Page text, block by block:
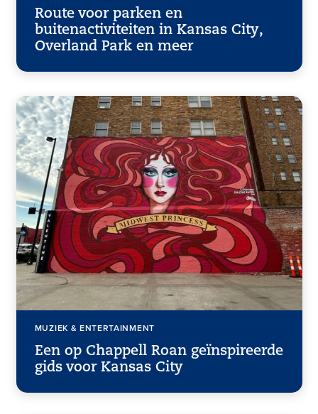
Route voor parken en
buitenactiviteiten in Kansas City,
Overland Park en meer
MUZIEK & ENTERTAINMENT
Een op Chappell Roan geïnspireerde
gids voor Kansas City